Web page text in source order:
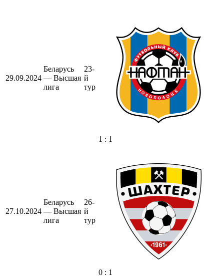
29.09.2024
Беларусь
— Высшая
лига
23-
й
тур
1 : 1
27.10.2024
Беларусь
— Высшая
лига
26-
й
тур
0 : 1